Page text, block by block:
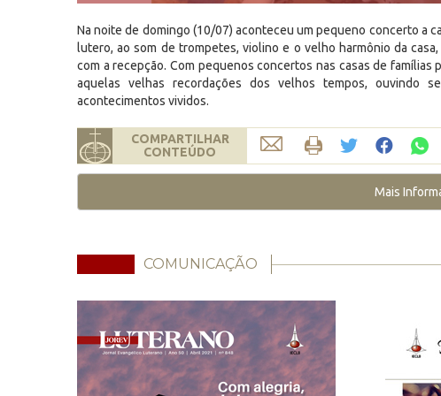
Na noite de domingo (10/07) aconteceu um pequeno concerto a
lutero, ao som de trompetes, violino e o velho harmônio da
com a recepção. Com pequenos concertos nas casas de
aquelas velhas recordações dos velhos tempos, ouvindo
acontecimentos vividos.
COMPARTILHAR
CONTEÚDO
Mais
COMUNICAÇÃO